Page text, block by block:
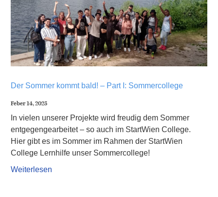
Der Sommer kommt bald! – Part I: Sommercollege
Feber 14, 2025
In vielen unserer Projekte wird freudig dem Sommer
entgegengearbeitet – so auch im StartWien College.
Hier gibt es im Sommer im Rahmen der StartWien
College Lernhilfe unser Sommercollege!
Weiterlesen